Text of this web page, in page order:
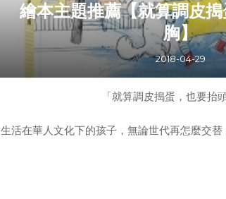
繪本主題推薦【就算調皮
胸】
2018-04-29
「就算調皮搗蛋，也要抬
生活在華人文化下的孩子，無論世代再怎麼交替